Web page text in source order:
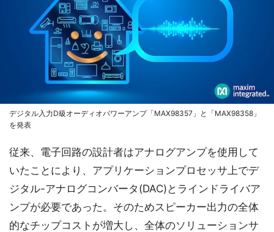
デジタル入力D級オーディオパワーアンプ「MAX98357」と「MAX98358」
を発表
従来、電子回路の設計者はアナログアンプを使用して
いたことにより、アプリケーションプロセッサ上でデ
ジタル-アナログコンバータ(DAC)とラインドライバア
ンプが必要であった。そのためスピーカー出力の全体
的なチップコストが増大し、全体のソリューションサ